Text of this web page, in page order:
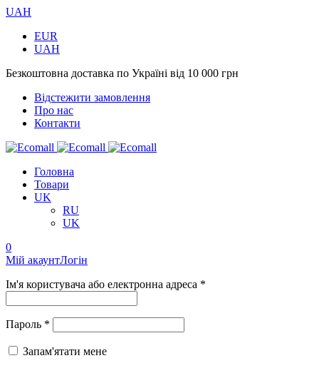
UAH
EUR
UAH
Безкоштовна доставка по Україні від 10 000 грн
Відстежити замовлення
Про нас
Контакти
Головна
Товари
UK
RU
UK
0
Мій акаунтЛогін
Ім'я користувача або електронна адреса *
Пароль *
Запам'ятати мене